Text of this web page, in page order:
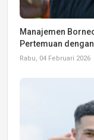
Manajemen
Pertemuan
Rabu, 04 Februari 2026